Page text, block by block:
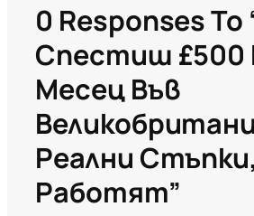
0 Responses To
Спестиш £500
Месец Във
Реални
Работят”